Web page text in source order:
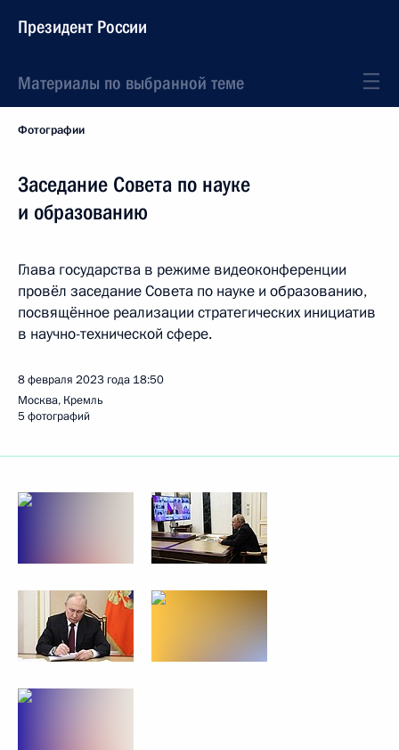
Президент России
Материалы по выбранной теме
Фотографии
Заседание Совета по науке
и образованию
Глава государства в режиме видеоконференции
провёл заседание Совета по науке и образованию,
посвящённое реализации стратегических инициатив
в научно-технической сфере.
8 февраля 2023 года 18:50
Москва, Кремль
5 фотографий